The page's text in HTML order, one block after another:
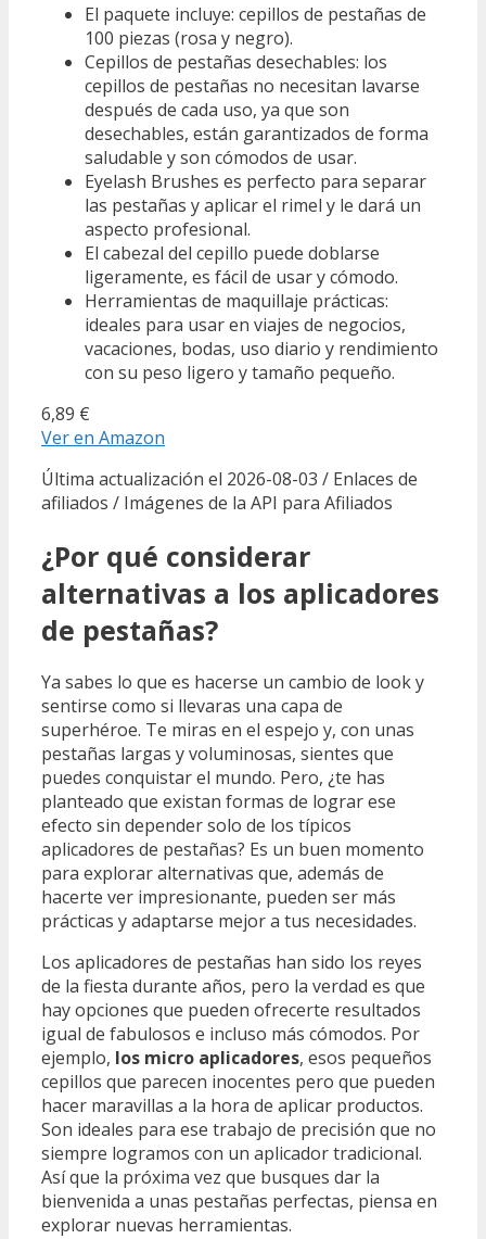
El paquete incluye: cepillos de pestañas de
100 piezas (rosa y negro).
Cepillos de pestañas desechables: los
cepillos de pestañas no necesitan lavarse
después de cada uso, ya que son
desechables, están garantizados de forma
saludable y son cómodos de usar.
Eyelash Brushes es perfecto para separar
las pestañas y aplicar el rimel y le dará un
aspecto profesional.
El cabezal del cepillo puede doblarse
ligeramente, es fácil de usar y cómodo.
Herramientas de maquillaje prácticas:
ideales para usar en viajes de negocios,
vacaciones, bodas, uso diario y rendimiento
con su peso ligero y tamaño pequeño.
6,89 €
Ver en Amazon
Última actualización el 2026-08-03 / Enlaces de
afiliados / Imágenes de la API para Afiliados
¿Por qué considerar
alternativas a los aplicadores
de pestañas?
Ya sabes lo que es hacerse un cambio de look y
sentirse como si llevaras una capa de
superhéroe. Te miras en el espejo y, con unas
pestañas largas y voluminosas, sientes que
puedes conquistar el mundo. Pero, ¿te has
planteado que existan formas de lograr ese
efecto sin depender solo de los típicos
aplicadores de pestañas? Es un buen momento
para explorar alternativas que, además de
hacerte ver impresionante, pueden ser más
prácticas y adaptarse mejor a tus necesidades.
Los aplicadores de pestañas han sido los reyes
de la fiesta durante años, pero la verdad es que
hay opciones que pueden ofrecerte resultados
igual de fabulosos e incluso más cómodos. Por
ejemplo, los micro aplicadores, esos pequeños
cepillos que parecen inocentes pero que pueden
hacer maravillas a la hora de aplicar productos.
Son ideales para ese trabajo de precisión que no
siempre logramos con un aplicador tradicional.
Así que la próxima vez que busques dar la
bienvenida a unas pestañas perfectas, piensa en
explorar nuevas herramientas.